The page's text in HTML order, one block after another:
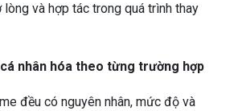
và hợp tác trong quá trình thay
nhân hóa theo từng trường hợp
đều có nguyên nhân, mức độ và